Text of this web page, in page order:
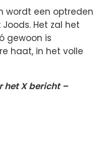
wordt een optreden
Het zal het
gewoon is
haat, in het volle
het X bericht –